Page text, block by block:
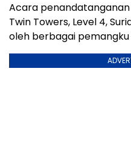
Acara
Twin Towers, Level 4,
oleh berbagai